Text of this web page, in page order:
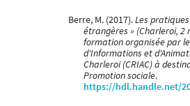
Berre, M. (2017).Les
étrangères » (Charleroi, 2
formation organisée par
d'Informations et
Charleroi (CRIAC) à
Promotion sociale.
https://hdl.handle.net/